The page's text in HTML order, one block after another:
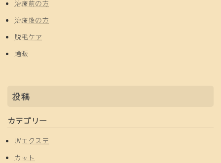
治療前の方
治療後の方
脱毛ケア
通販
投稿
カテゴリー
UVエクステ
カット